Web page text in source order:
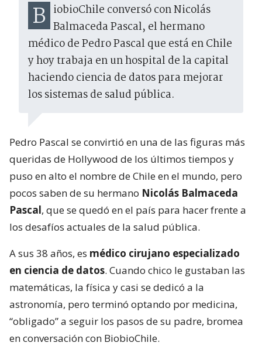
BiobioChile conversó con Nicolás Balmaceda Pascal, el hermano
médico de Pedro Pascal que está en Chile
y hoy trabaja en un hospital de la capital
haciendo ciencia de datos para mejorar
los sistemas de salud pública.
Pedro Pascal se convirtió en una de las figuras más
queridas de Hollywood de los últimos tiempos y
puso en alto el nombre de Chile en el mundo, pero
pocos saben de su hermano Nicolás Balmaceda
Pascal, que se quedó en el país para hacer frente a
los desafíos actuales de la salud pública.
A sus 38 años, es médico cirujano especializado
en ciencia de datos. Cuando chico le gustaban las
matemáticas, la física y casi se dedicó a la
astronomía, pero terminó optando por medicina,
“obligado” a seguir los pasos de su padre, bromea
en conversación con BiobioChile.